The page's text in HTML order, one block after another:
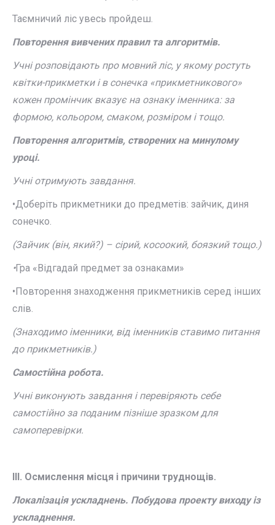
Таємничий ліс увесь пройдеш.
Повторення вивчених правил та алгоритмів.
Учні розповідають про мовний ліс, у якому ростуть
квітки-прикметки і в сонечка «прикметникового»
кожен промінчик вказує на ознаку іменника: за
формою, кольором, смаком, розміром і тощо.
Повторення алгоритмів, створених на минулому
уроці.
Учні отримують завдання.
•Доберіть прикметники до предметів: зайчик, диня
сонечко.
(Зайчик (він, який?) – сірий, косоокий, боязкий тощо.)
•Гра «Відгадай предмет за ознаками»
•Повторення знаходження прикметників серед інших
слів.
(Знаходимо іменники, від іменників ставимо питання
до прикметників.)
Самостійна робота.
Учні виконують завдання і перевіряють себе
самостійно за поданим пізніше зразком для
самоперевірки.
ІІІ. Осмислення місця і причини труднощів.
Локалізація ускладнень. Побудова проекту виходу із
ускладнення.